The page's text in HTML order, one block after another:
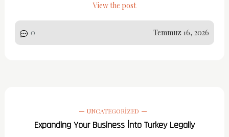
View the post
0 Temmuz 16, 2026
UNCATEGORIZED
Expanding Your Business İnto Turkey Legally